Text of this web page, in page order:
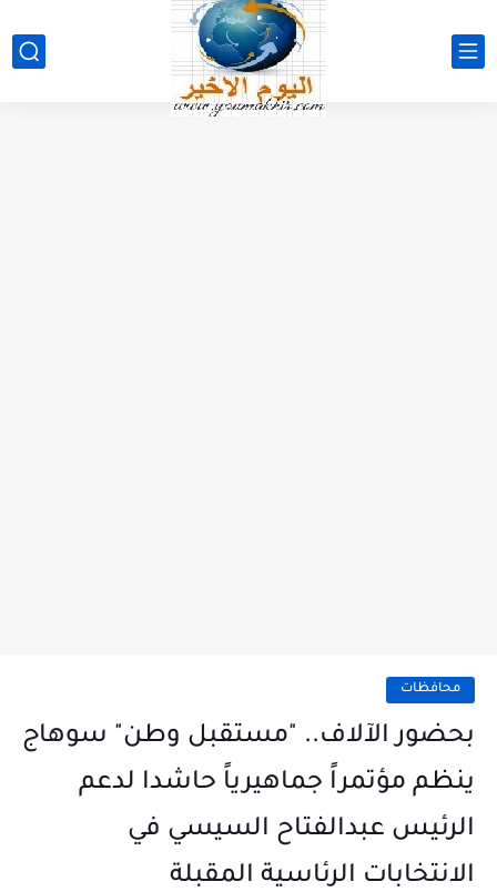
محافظات
بحضور الآلاف.. "مستقبل وطن" سوهاج
ينظم مؤتمراً جماهيرياً حاشدا لدعم
الرئيس عبدالفتاح السيسي في
الانتخابات الرئاسية المقبلة